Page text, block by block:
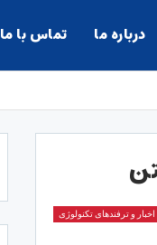
درباره ما تماس با ما
اخبار و ترفندهای تکنولوژی